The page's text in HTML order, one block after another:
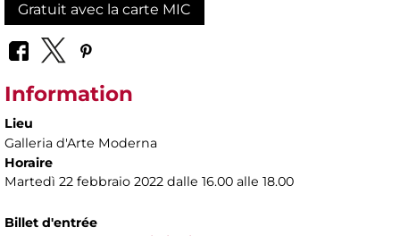
Gratuit avec la carte MIC
Information
Lieu
Galleria d'Arte Moderna
Horaire
Martedì 22 febbraio 2022 dalle 16.00 alle 18.00
Billet d'entrée